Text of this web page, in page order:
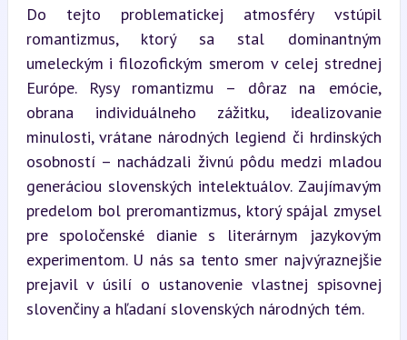
Do tejto problematickej atmosféry vstúpil
romantizmus, ktorý sa stal dominantným
umeleckým i filozofickým smerom v celej strednej
Európe. Rysy romantizmu – dôraz na emócie,
obrana individuálneho zážitku, idealizovanie
minulosti, vrátane národných legiend či hrdinských
osobností – nachádzali živnú pôdu medzi mladou
generáciou slovenských intelektuálov. Zaujímavým
predelom bol preromantizmus, ktorý spájal zmysel
pre spoločenské dianie s literárnym jazykovým
experimentom. U nás sa tento smer najvýraznejšie
prejavil v úsilí o ustanovenie vlastnej spisovnej
slovenčiny a hľadaní slovenských národných tém.